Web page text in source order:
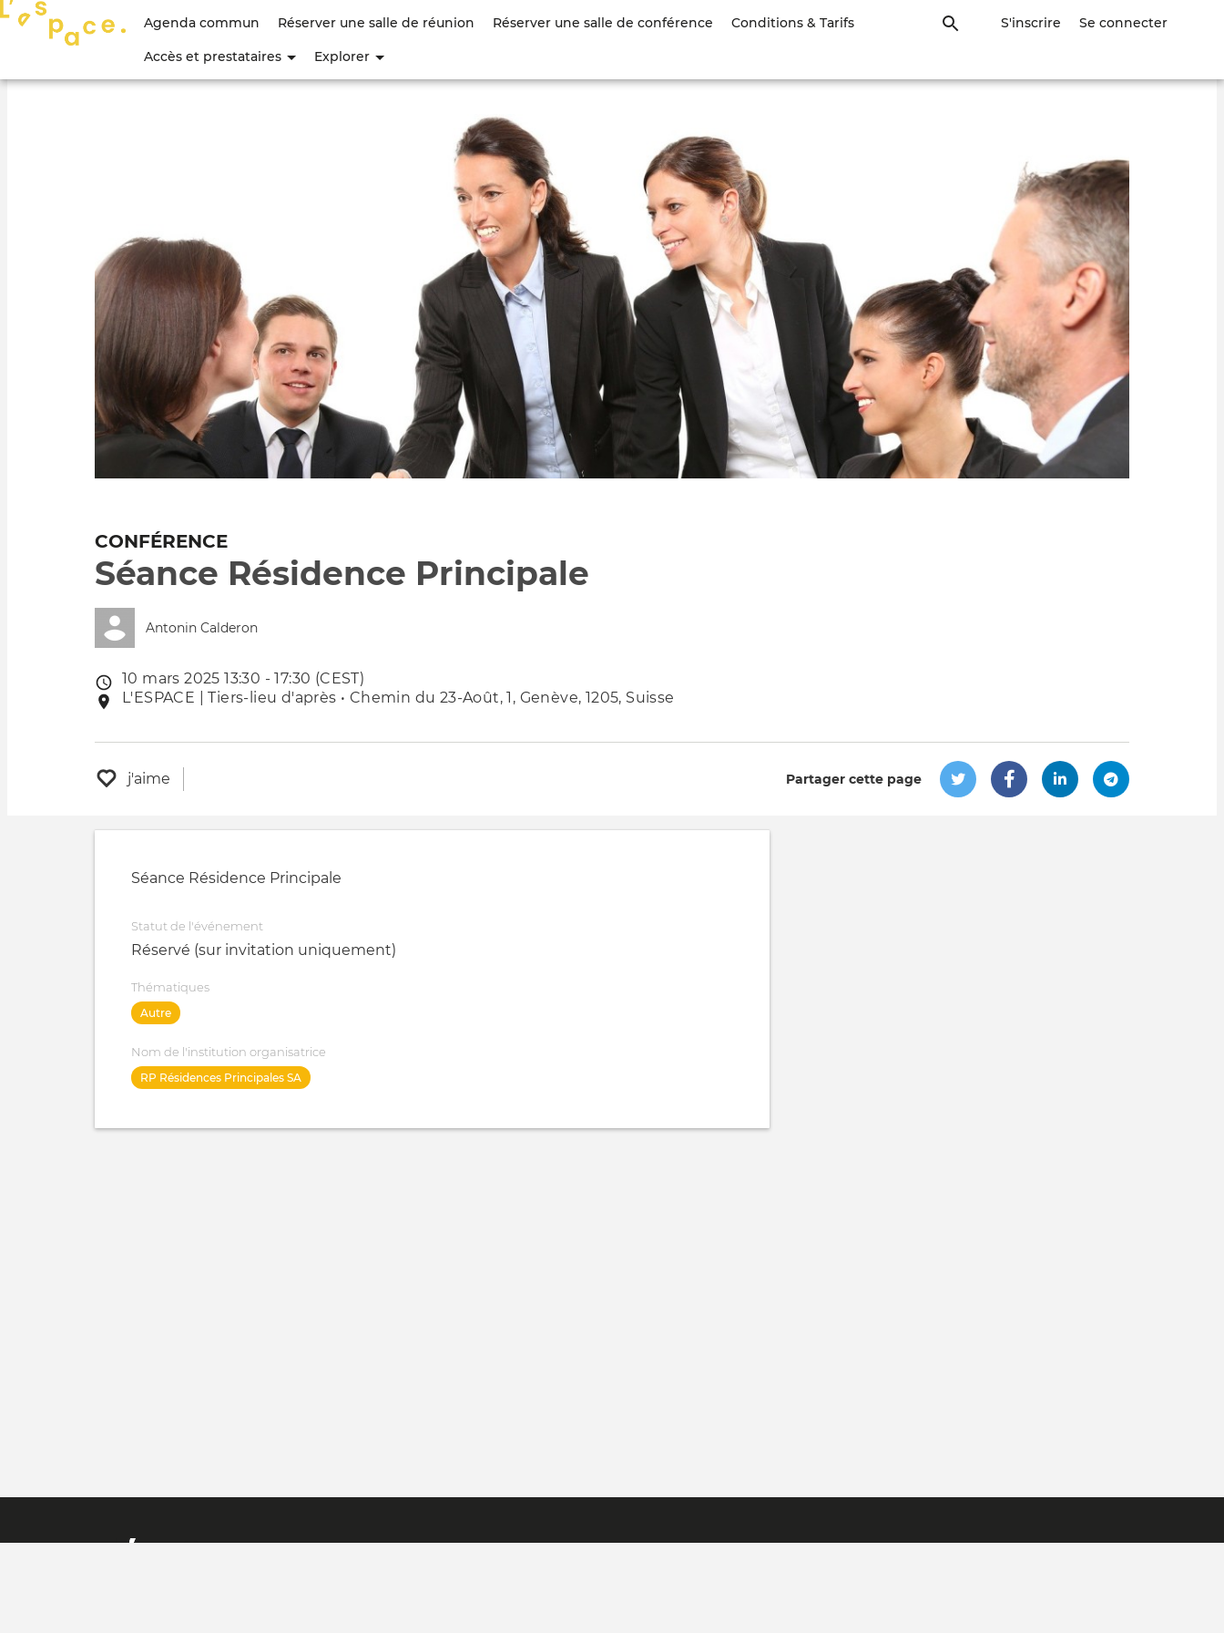
principal
Menu
compte
S'inscrire Se connecter
Agenda commun Réserver une salle de réunion Réserver une salle de conférence Conditions & Tarifs
Accès et prestataires Explorer
CONFÉRENCE
Séance Résidence Principale
Antonin Calderon
Date
de
10 mars 2025 13:30 - 17:30 (CEST)
Lieu
L'ESPACE | Tiers-lieu d'après • Chemin du 23-Août, 1, Genève, 1205, Suisse
j'aime Partager cette page
Séance Résidence Principale
Statut de l'événement
Réservé (sur invitation uniquement)
Thématiques
Autre
Nom de l'institution organisatrice
RP Résidences Principales SA